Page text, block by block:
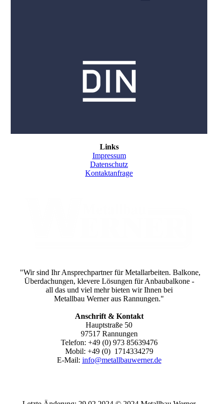
Links
Impressum
Datenschutz
Kontaktanfrage
"Wir sind Ihr Ansprechpartner für Metallarbeiten. Balkone,
Überdachungen, klevere Lösungen für Anbaubalkone -
all das und viel mehr bieten wir Ihnen bei
Metallbau Werner aus Rannungen."
Anschrift & Kontakt
Hauptstraße 50
97517 Rannungen
Telefon: +49 (0) 973 85639476
Mobil: +49 (0) 1714334279
E-Mail: info@metallbauwerner.de